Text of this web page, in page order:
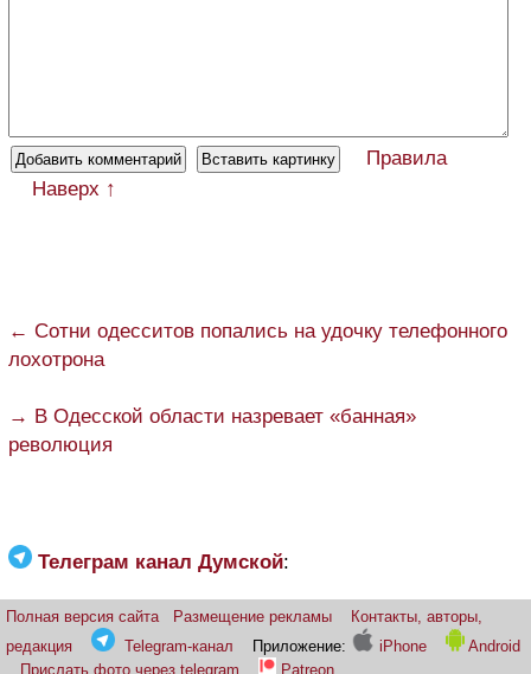
Правила
Наверх ↑
← Сотни одесситов попались на удочку телефонного
лохотрона
→ В Одесской области назревает «банная»
революция
Телеграм канал Думской:
Полная версия сайта Размещение рекламы
Контакты, авторы,
редакция
Telegram-канал Приложение: iPhone
Android
Прислать фото через telegram
Patreon